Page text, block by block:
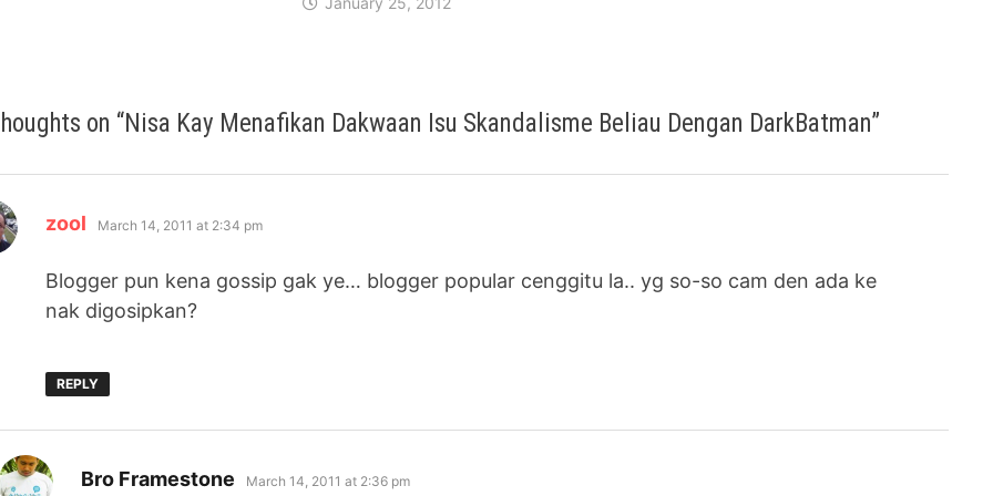
on “Nisa Kay Menafikan Dakwaan Isu Skandalisme Beliau Dengan DarkBatman”
zool says:
March 14, 2011 at 2:34 pm
Blogger pun kena gossip gak ye… blogger popular cenggitu la.. yg so-so cam den ada ke
nak digosipkan?
REPLY
Bro Framestone says:
March 14, 2011 at 2:36 pm